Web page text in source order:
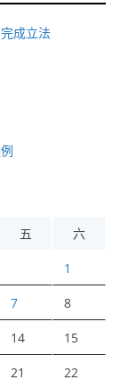
成立法
五 六
1
7 8
14 15
21 22